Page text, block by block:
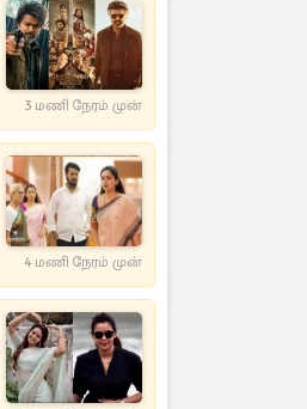
3 மணி நேரம் முன்
4 மணி நேரம் முன்